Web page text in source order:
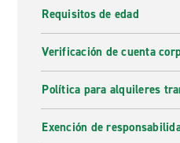
Requisitos de edad
Verificación de cuenta
Política para alquileres
Exención de